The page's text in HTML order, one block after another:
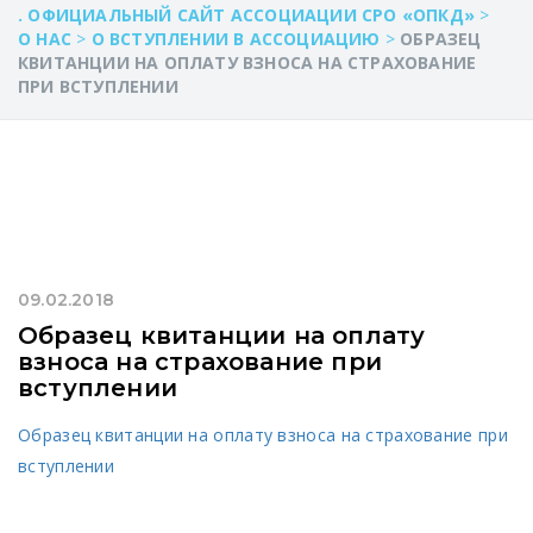
. ОФИЦИАЛЬНЫЙ САЙТ АССОЦИАЦИИ СРО «ОПКД» >
О НАС > О ВСТУПЛЕНИИ В АССОЦИАЦИЮ > ОБРАЗЕЦ
КВИТАНЦИИ НА ОПЛАТУ ВЗНОСА НА СТРАХОВАНИЕ
ПРИ ВСТУПЛЕНИИ
09.02.2018
Образец квитанции на оплату
взноса на страхование при
вступлении
Образец квитанции на оплату взноса на страхование при
вступлении